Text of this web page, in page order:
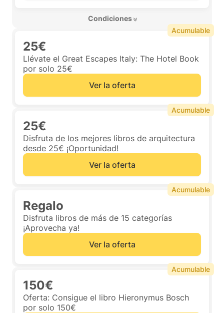
Condiciones
25€
Llévate el Great Escapes Italy: The Hotel Book
por solo 25€
Ver la oferta
Acumulable
25€
Disfruta de los mejores libros de arquitectura
desde 25€ ¡Oportunidad!
Ver la oferta
Acumulable
Regalo
Disfruta libros de más de 15 categorías
¡Aprovecha ya!
Ver la oferta
Acumulable
150€
Oferta: Consigue el libro Hieronymus Bosch
por solo 150€
Acumulable